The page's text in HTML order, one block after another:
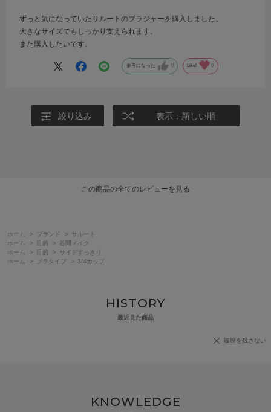
ずっと気になっていたサルートのブラジャーを購入しました。
大きなサイズでもしっかり支えられます。
また購入したいです。
参考になった 0 Like! 0
絞り込み 表示：新しい順
この商品の全てのレビューを見る
ホーム > ブランド >
サルート
ホーム
> 目的 >
谷間メイク
ホーム
> 目的 >
サイドすっきり
ホーム
> ブラタイプ > 3/4カップ
HISTORY
最近見た商品
履歴を残さない
KNOWLEDGE